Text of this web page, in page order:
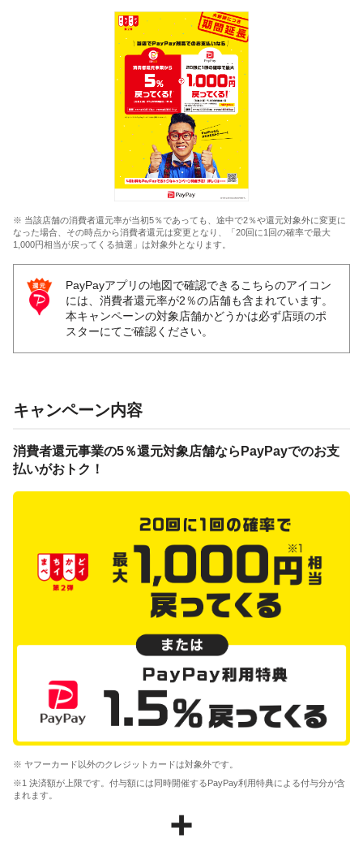
※ 当該店舗の消費者還元率が当初5％であっても、途中で2％や還元対象外に変更に
なった場合、その時点から消費者還元は変更となり、「20回に1回の確率で最大
1,000円相当が戻ってくる抽選」は対象外となります。
PayPayアプリの地図で確認できるこちらのアイコン
には、消費者還元率が2％の店舗も含まれています。
本キャンペーンの対象店舗かどうかは必ず店頭のポ
スターにてご確認ください。
キャンペーン内容
消費者還元事業の5％還元対象店舗ならPayPayでのお支
払いがおトク！
※ ヤフーカード以外のクレジットカードは対象外です。
※1 決済額が上限です。付与額には同時開催するPayPay利用特典による付与分が含
まれます。